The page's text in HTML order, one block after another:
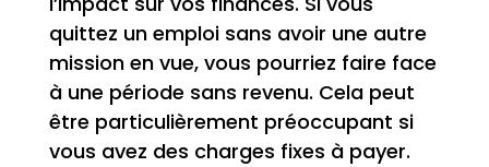
quittez un emploi sans avoir une autre
mission en vue, vous pourriez faire face
à une période sans revenu. Cela peut
être particulièrement préoccupant si
vous avez des charges fixes à payer.